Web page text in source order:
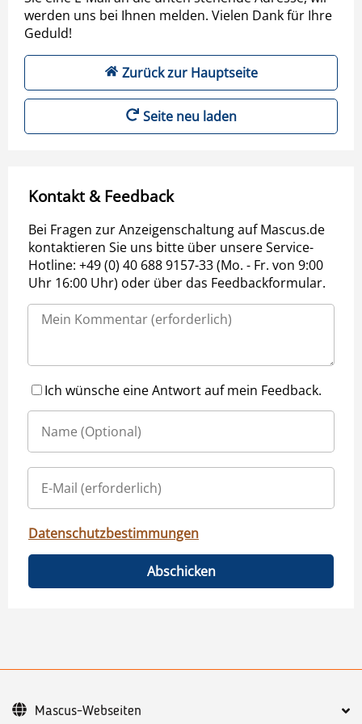
werden uns bei Ihnen melden. Vielen Dank für Ihre
Geduld!
Zurück zur Hauptseite
Seite neu laden
Kontakt & Feedback
Bei Fragen zur Anzeigenschaltung auf Mascus.de
kontaktieren Sie uns bitte über unsere Service-
Hotline: +49 (0) 40 688 9157-33 (Mo. - Fr. von 9:00
Uhr 16:00 Uhr) oder über das Feedbackformular.
Ich wünsche eine Antwort auf mein Feedback.
Datenschutzbestimmungen
Abschicken
Mascus-Webseiten